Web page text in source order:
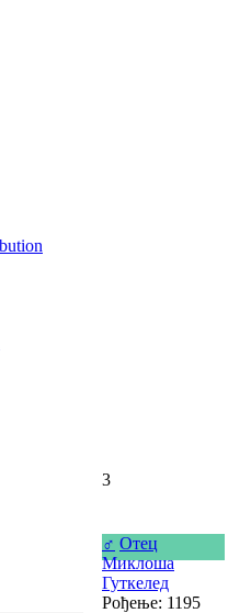
3
♂ Отец
Миклоша
Гуткелед
Рођење: 1195